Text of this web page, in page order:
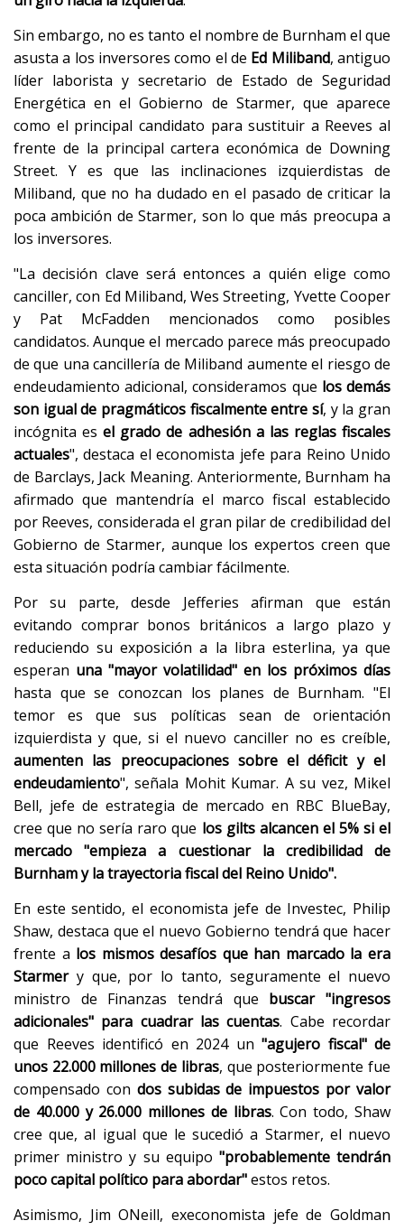
Sin embargo, no es tanto el nombre de Burnham el que
asusta a los inversores como el de Ed Miliband, antiguo
líder laborista y secretario de Estado de Seguridad
Energética en el Gobierno de Starmer, que aparece
como el principal candidato para sustituir a Reeves al
frente de la principal cartera económica de Downing
Street. Y es que las inclinaciones izquierdistas de
Miliband, que no ha dudado en el pasado de criticar la
poca ambición de Starmer, son lo que más preocupa a
los inversores.
"La decisión clave será entonces a quién elige como
canciller, con Ed Miliband, Wes Streeting, Yvette Cooper
y Pat McFadden mencionados como posibles
candidatos. Aunque el mercado parece más preocupado
de que una cancillería de Miliband aumente el riesgo de
endeudamiento adicional, consideramos que los demás
son igual de pragmáticos fiscalmente entre sí, y la gran
incógnita esel grado de adhesión a las reglas fiscales
actuales", destaca el economista jefe para Reino Unido
de Barclays, Jack Meaning. Anteriormente, Burnham ha
afirmado que mantendría el marco fiscal establecido
por Reeves, considerada el gran pilar de credibilidad del
Gobierno de Starmer, aunque los expertos creen que
esta situación podría cambiar fácilmente.
Por su parte, desde Jefferies afirman que están
evitando comprar bonos británicos a largo plazo y
reduciendo su exposición a la libra esterlina, ya que
esperan una "mayor volatilidad" en los próximos días
hasta que se conozcan los planes de Burnham. "El
temor es que sus políticas sean de orientación
izquierdista y que, si el nuevo canciller no es creíble,
aumenten las preocupaciones sobre el déficit y el
endeudamiento", señala Mohit Kumar. A su vez, Mikel
Bell, jefe de estrategia de mercado en RBC BlueBay,
cree que no sería raro que los gilts alcancen el 5% si el
mercado "empieza a cuestionar la credibilidad de
Burnham y la trayectoria fiscal del Reino Unido".
En este sentido, el economista jefe de Investec, Philip
Shaw, destaca que el nuevo Gobierno tendrá que hacer
frente a los mismos desafíos que han marcado la era
Starmery que, por lo tanto, seguramente el nuevo
ministro de Finanzas tendrá que buscar "ingresos
adicionales" para cuadrar las cuentas. Cabe recordar
que Reeves identificó en 2024 un "agujero fiscal" de
unos 22.000 millones de libras, que posteriormente fue
compensado con dos subidas de impuestos por valor
de 40.000 y 26.000 millones de libras. Con todo, Shaw
cree que, al igual que le sucedió a Starmer, el nuevo
primer ministro y su equipo "probablemente tendrán
poco capital político para abordar"estos retos.
Asimismo, Jim ONeill, execonomista jefe de Goldman